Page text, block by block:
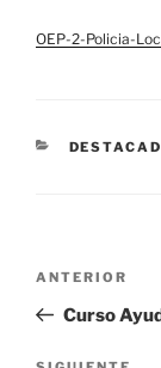
OEP-2-Policia-
entradas
Entrada
anterior:
ANTERIOR
Curso